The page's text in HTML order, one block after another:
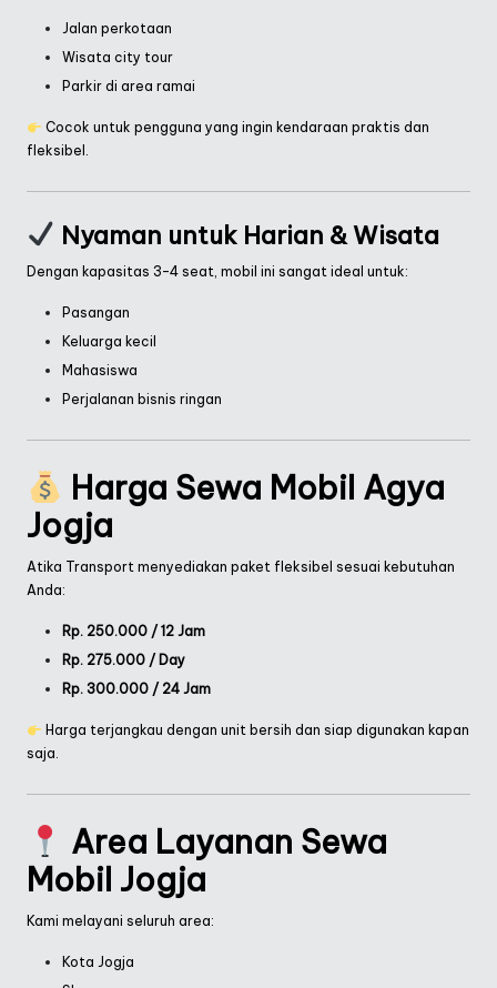
Jalan perkotaan
Wisata city tour
Parkir di area ramai
Cocok untuk pengguna yang ingin kendaraan praktis dan
fleksibel.
Nyaman untuk Harian & Wisata
Dengan kapasitas 3–4 seat, mobil ini sangat ideal untuk:
Pasangan
Keluarga kecil
Mahasiswa
Perjalanan bisnis ringan
Harga Sewa Mobil Agya
Jogja
Atika Transport menyediakan paket fleksibel sesuai kebutuhan
Anda:
Rp. 250.000 / 12 Jam
Rp. 275.000 / Day
Rp. 300.000 / 24 Jam
Harga terjangkau dengan unit bersih dan siap digunakan kapan
saja.
Area Layanan Sewa
Mobil Jogja
Kami melayani seluruh area:
Kota Jogja